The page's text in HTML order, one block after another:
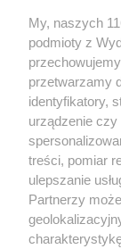
DOBRA FORMA
Jak zadbać o
ważnych zasad
My, naszych
podmioty z
przetwarzamy
identyfikatory,
urządzenie czy
treści, pomiar
ulepszanie
Partnerzy